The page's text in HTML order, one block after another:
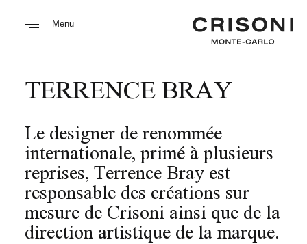
Menu
TERRENCE BRAY
Le designer de renommée
internationale, primé à plusieurs
reprises, Terrence Bray est
responsable des créations sur
mesure de Crisoni ainsi que de la
direction artistique de la marque.